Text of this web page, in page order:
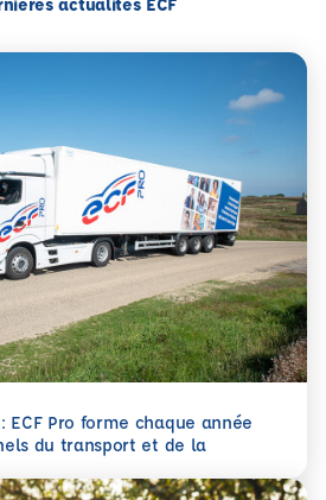
ECF Pro forme chaque année
du transport et de la
ECF Pro forme chaque année 110